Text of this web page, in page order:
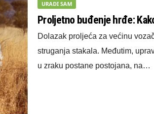
URADI SAM
Proljetno buđenje hrđe:
Dolazak proljeća za većinu
struganja stakala. Međutim,
u zraku postane postojana, na…